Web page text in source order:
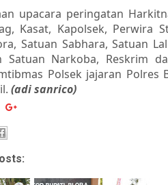
upacara peringatan
Kasat, Kapolsek, Perwira
Satuan Sabhara, Satuan
Satuan Narkoba, Reskrim
Polsek jajaran Polres
(adi sanrico)